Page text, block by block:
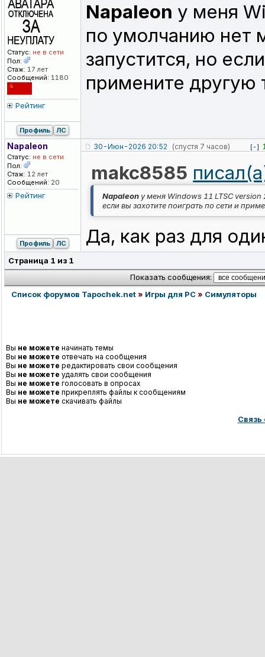
Статус: не в сети
Пол:
Стаж: 17 лет
Сообщений: 1180
Рейтинг
Napaleon у меня
по умолчанию нет
запустится, но
примените другую
Профиль ЛС
Napaleon
Статус: не в сети
Пол:
Стаж: 12 лет
Сообщений: 20
Рейтинг
30-Июн-2026 20:52 (спустя 7 часов) [-]
makc8585
Napaleon у меня Windows 11 LTSC
если вы захотите поиграть по сети и
Да, как раз для
Профиль ЛС
Страница 1 из 1
Показать сообщения:
Список форумов Tapochek.net» Игры для PC» Симуляторы
Вы не можете начинать темы
Вы не можете отвечать на сообщения
Вы не можете редактировать свои сообщения
Вы не можете удалять свои сообщения
Вы не можете голосовать в опросах
Вы не можете прикреплять файлы к сообщениям
Вы не можете скачивать файлы